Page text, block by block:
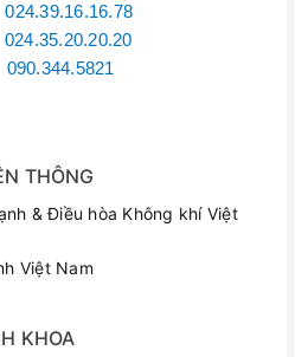
024.39.16.16.78
024.35.20.20.20
090.344.5821
THÔNG
& Điều hòa Không khí Việt
Việt Nam
KHOA